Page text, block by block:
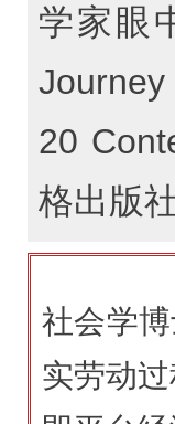
学家眼
20
格出版
社会学
实劳动